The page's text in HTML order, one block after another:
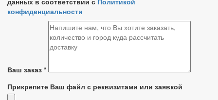
конфиденциальности
Ваш заказ *
Прикрепите Ваш файл с реквизитами или заявкой